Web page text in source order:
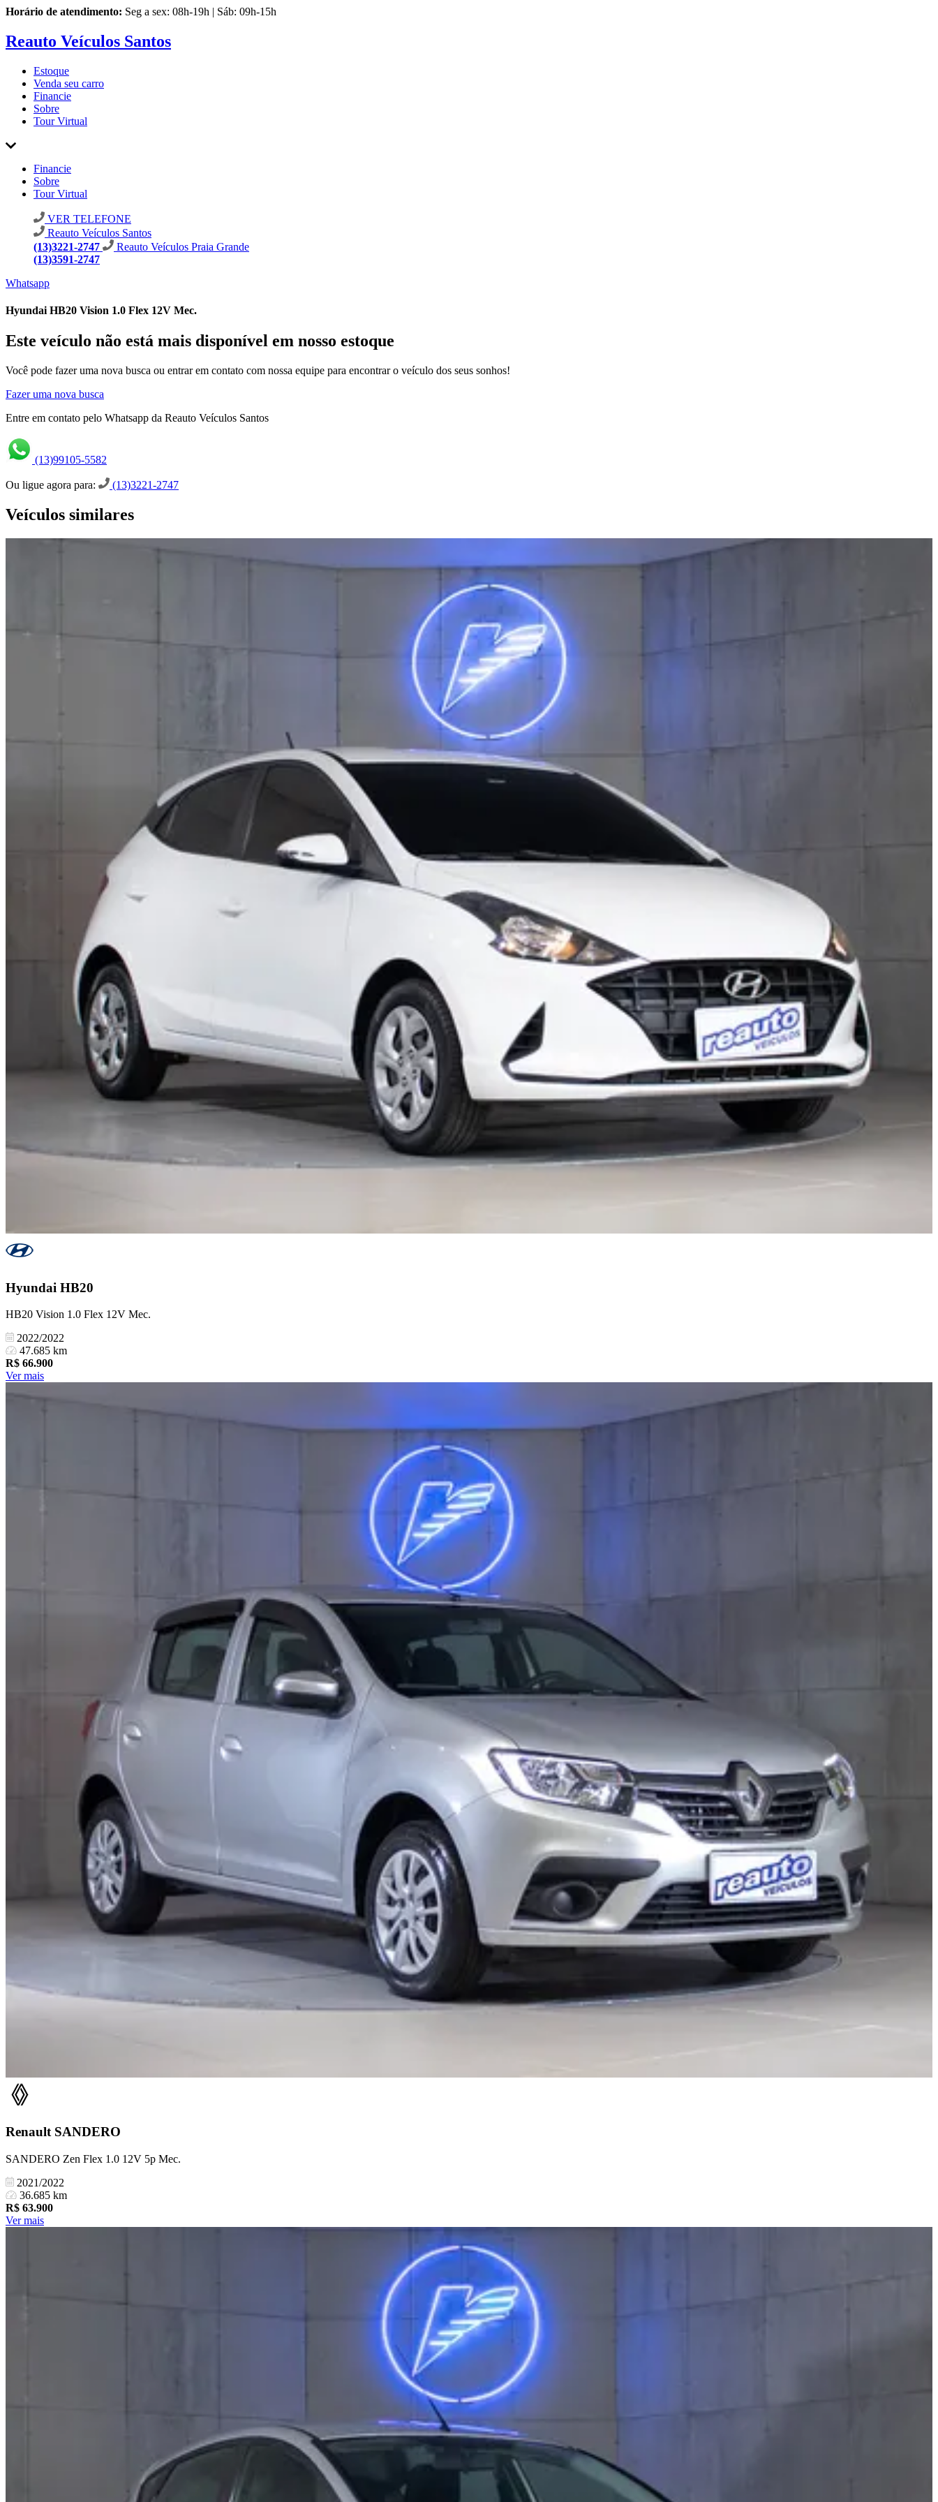
Horário de atendimento: Seg a sex: 08h-19h | Sáb: 09h-15h
Reauto Veículos Santos
Estoque
Venda seu carro
Financie
Sobre
Tour Virtual
Financie
Sobre
Tour Virtual
VER TELEFONE
Reauto Veículos Santos
(13)3221-2747
Reauto Veículos Praia Grande
(13)3591-2747
Whatsapp
Hyundai HB20 Vision 1.0 Flex 12V Mec.
Este veículo não está mais disponível em nosso estoque
Você pode fazer uma nova busca ou entrar em contato com nossa equipe para encontrar o veículo dos seus sonhos!
Fazer uma nova busca
Entre em contato pelo Whatsapp da Reauto Veículos Santos
(13)99105-5582
Ou ligue agora para: (13)3221-2747
Veículos similares
Hyundai HB20
HB20 Vision 1.0 Flex 12V Mec.
2022/2022
47.685 km
R$ 66.900
Ver mais
Renault SANDERO
SANDERO Zen Flex 1.0 12V 5p Mec.
2021/2022
36.685 km
R$ 63.900
Ver mais